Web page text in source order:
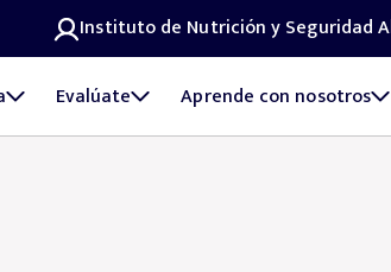
Instituto de Nutrición y Seguridad
Evalúate Aprende con nosotros